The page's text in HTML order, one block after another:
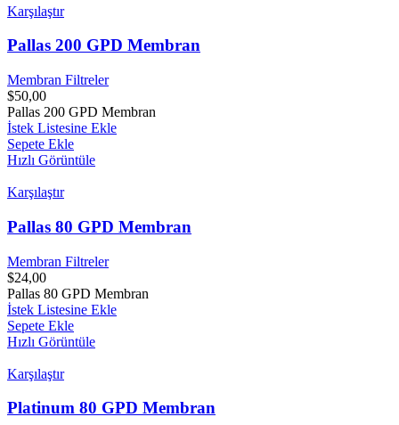
Karşılaştır
Pallas 200 GPD Membran
Membran Filtreler
$50,00
Pallas 200 GPD Membran
İstek Listesine Ekle
Sepete Ekle
Hızlı Görüntüle
Karşılaştır
Pallas 80 GPD Membran
Membran Filtreler
$24,00
Pallas 80 GPD Membran
İstek Listesine Ekle
Sepete Ekle
Hızlı Görüntüle
Karşılaştır
Platinum 80 GPD Membran